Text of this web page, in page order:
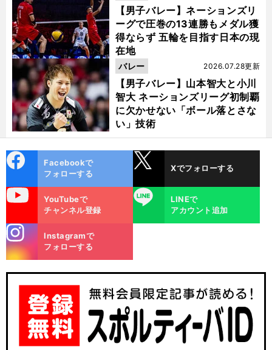
【男子バレー】ネーションズリ
ーグで圧巻の13連勝もメダル獲
得ならず 五輪を目指す日本の現
在地
【男子バレー】山本智大と小川
智大 ネーションズリーグ初制覇
に欠かせない「ボール落とさな
い」技術
2026.07.28更新
バレー
ok
Facebookで
フォローする
Xでフォローする
YouTubeで
チャンネル登録
LINE
LINEで
アカウント追加
m
Instagramで
フォローする